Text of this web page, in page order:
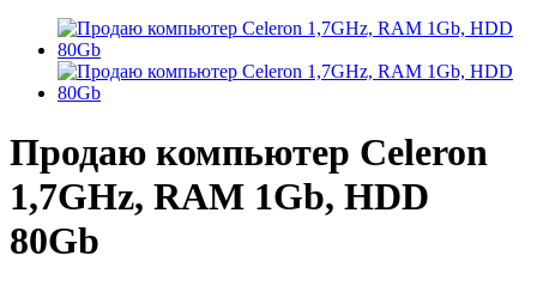
Продаю компьютер Celeron
1,7GHz, RAM 1Gb, HDD
80Gb